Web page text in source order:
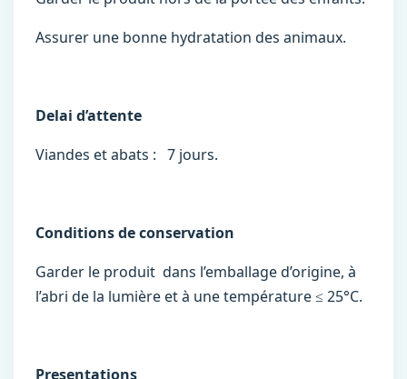
Assurer une bonne hydratation des animaux.
Delai d’attente
Viandes et abats : 7 jours.
Conditions de conservation
Garder le produit dans l’emballage d’origine, à
l’abri de la lumière et à une température ≤ 25°C.
Presentations